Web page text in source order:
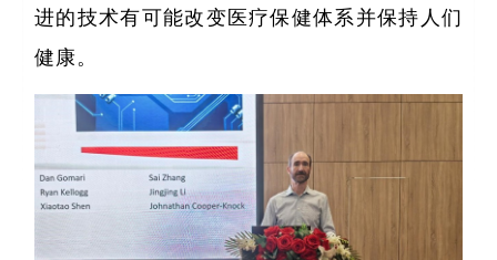
进的技术有可能改变医疗保健体系并保持人们
健康。